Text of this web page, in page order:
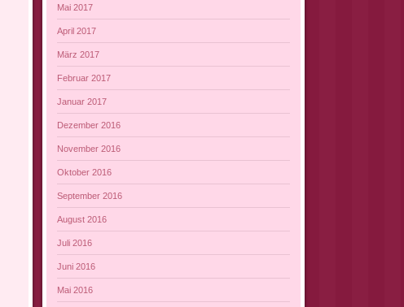
Mai 2017
April 2017
März 2017
Februar 2017
Januar 2017
Dezember 2016
November 2016
Oktober 2016
September 2016
August 2016
Juli 2016
Juni 2016
Mai 2016